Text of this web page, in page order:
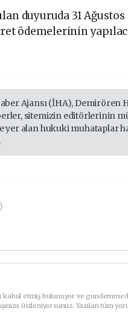
duyuruda 31
ödemelerinin
Ajansı (İHA), Demirören
sitemizin editörlerinin
yer alan hukuki muhataplar
kabul etmiş bulunuyor ve
üstleniyorsunuz. Yazılan tüm